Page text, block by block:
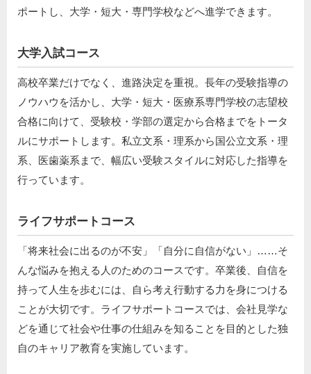
ポートし、大学・短大・専門学校などへ進学できます。
大学入試コース
高校卒業だけでなく、進路決定を重視。長年の受験指導の
ノウハウを活かし、大学・短大・医療系専門学校の志望校
合格に向けて、受験校・学部の選定から合格までをトータ
ルにサポートします。私立文系・理系から国公立文系・理
系、医歯薬系まで、幅広い受験スタイルに対応した指導を
行っています。
ライフサポートコース
「将来社会に出るのが不安」「自分に自信がない」……そ
んな悩みを抱える人のためのコースです。卒業後、自信を
持って人生を歩むには、自ら考え行動する力を身につける
ことが大切です。ライフサポートコースでは、会社見学な
どを通じて社会や仕事の仕組みを知ることを目的とした独
自のキャリア教育を実施しています。